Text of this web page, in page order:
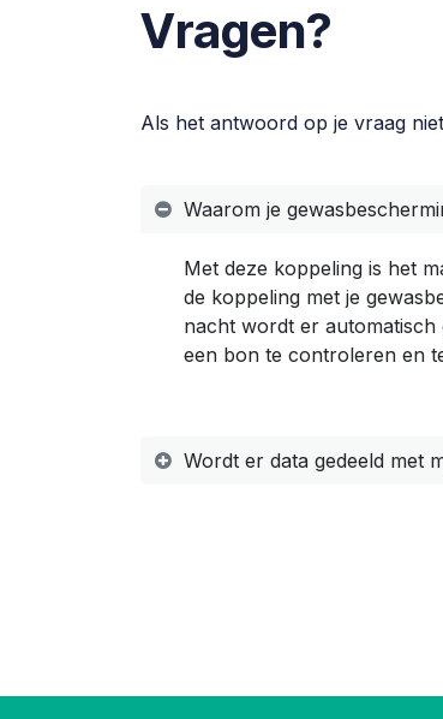
Vragen?
Als het antwoord op je vraag
Waarom je
Met deze koppeling is het
de koppeling met je
nacht wordt er automatisch
een bon te controleren en
Wordt er data gedeeld met